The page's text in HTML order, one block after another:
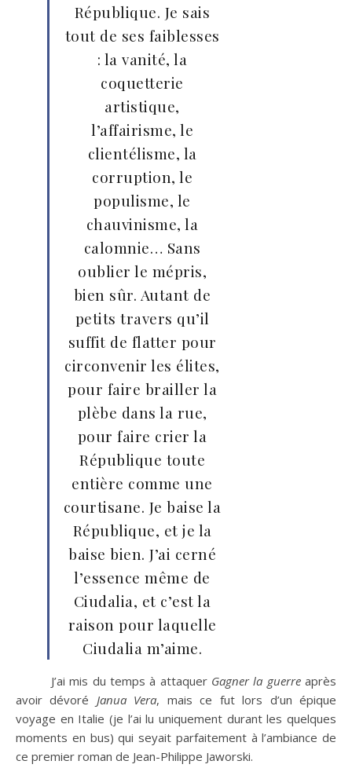
République. Je sais
tout de ses faiblesses
: la vanité, la
coquetterie
artistique,
l’affairisme, le
clientélisme, la
corruption, le
populisme, le
chauvinisme, la
calomnie… Sans
oublier le mépris,
bien sûr. Autant de
petits travers qu’il
suffit de flatter pour
circonvenir les élites,
pour faire brailler la
plèbe dans la rue,
pour faire crier la
République toute
entière comme une
courtisane. Je baise la
République, et je la
baise bien. J’ai cerné
l’essence même de
Ciudalia, et c’est la
raison pour laquelle
Ciudalia m’aime.
J’ai mis du temps à attaquer Gagner la guerreaprès
avoir dévoré Janua Vera, mais ce fut lors d’un épique
voyage en Italie (je l’ai lu uniquement durant les quelques
moments en bus) qui seyait parfaitement à l’ambiance de
ce premier roman de Jean-Philippe Jaworski.